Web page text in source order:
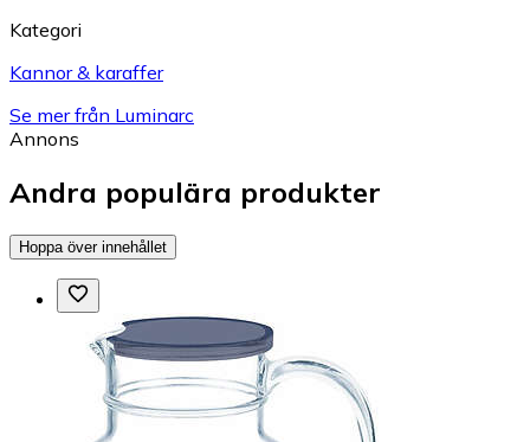
Kategori
Kannor & karaffer
Se mer från Luminarc
Annons
Andra populära produkter
Hoppa över innehållet